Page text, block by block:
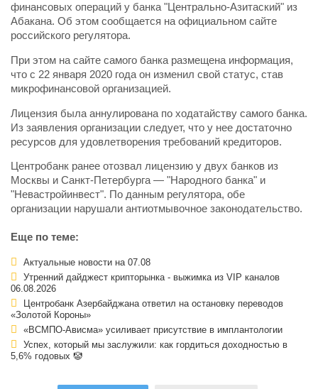
финансовых операций у банка "Центрально-Азитаский" из
Абакана. Об этом сообщается на официальном сайте
российского регулятора.
При этом на сайте самого банка размещена информация,
что с 22 января 2020 года он изменил свой статус, став
микрофинансовой организацией.
Лицензия была аннулирована по ходатайству самого банка.
Из заявления организации следует, что у нее достаточно
ресурсов для удовлетворения требований кредиторов.
Центробанк ранее отозвал лицензию у двух банков из
Москвы и Санкт-Петербурга — "Народного банка" и
"Невастройинвест". По данным регулятора, обе
организации нарушали антиотмывочное законодательство.
Еще по теме:
Актуальные новости на 07.08
Утренний дайджест крипторынка - выжимка из VIP каналов
06.08.2026
Центробанк Азербайджана ответил на остановку переводов
«Золотой Короны»
«ВСМПО-Ависма» усиливает присутствие в имплантологии
Успех, который мы заслужили: как гордиться доходностью в
5,6% годовых 🤡